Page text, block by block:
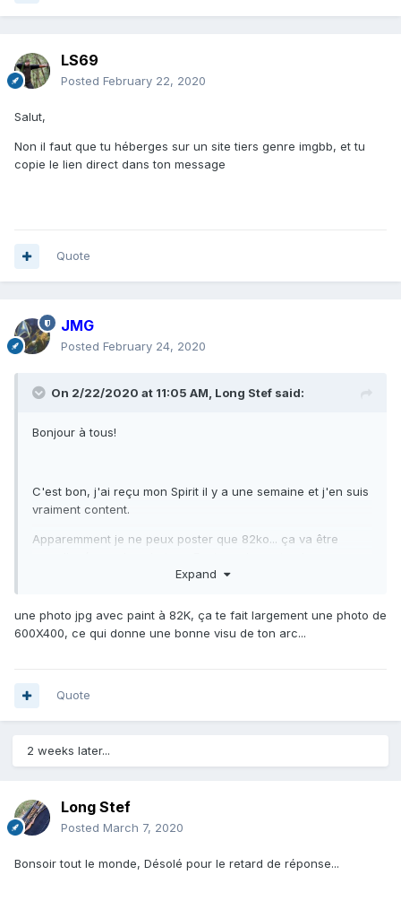
LS69
Posted February 22, 2020
Salut,
Non il faut que tu héberges sur un site tiers genre imgbb, et tu
copie le lien direct dans ton message
Quote
JMG
Posted February 24, 2020
On 2/22/2020 at 11:05 AM, Long Stef said:
Bonjour à tous!
C'est bon, j'ai reçu mon Spirit il y a une semaine et j'en suis
vraiment content.
Apparemment je ne peux poster que 82ko... ça va être
Expand
une photo jpg avec paint à 82K, ça te fait largement une photo de
600X400, ce qui donne une bonne visu de ton arc...
Quote
2 weeks later...
Long Stef
Posted March 7, 2020
Bonsoir tout le monde, Désolé pour le retard de réponse...